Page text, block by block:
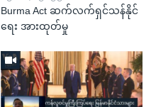
Burma Act ဆက်လက်ရှင်သန်နိုင်
ရေး အားထုတ်မှု